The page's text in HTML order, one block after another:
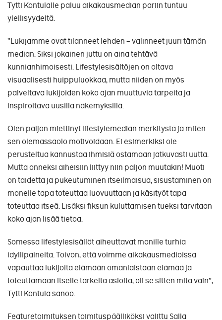
Tytti Kontulalle paluu aikakausmedian pariin tuntuu
ylellisyydeltä.
”Lukijamme ovat tilanneet lehden – valinneet juuri tämän
median. Siksi jokainen juttu on aina tehtävä
kunnianhimoisesti. Lifestylesisältöjen on oltava
visuaalisesti huippuluokkaa, mutta niiden on myös
palveltava lukijoiden koko ajan muuttuvia tarpeita ja
inspiroitava uusilla näkemyksillä.
Olen paljon miettinyt lifestylemedian merkitystä ja miten
sen olemassaolo motivoidaan. Ei esimerkiksi ole
perusteltua kannustaa ihmisiä ostamaan jatkuvasti uutta.
Mutta onneksi aiheisiin liittyy niin paljon muutakin! Muoti
on taidetta ja pukeutuminen itseilmaisua, sisustaminen on
monelle tapa toteuttaa luovuuttaan ja käsityöt tapa
toteuttaa itseä. Lisäksi fiksun kuluttamisen tueksi tarvitaan
koko ajan lisää tietoa.
Somessa lifestylesisällöt aiheuttavat monille turhia
idyllipaineita. Toivon, että voimme aikakausmedioissa
vapauttaa lukijoita elämään omanlaistaan elämää ja
toteuttamaan itselle tärkeitä asioita, oli se sitten mitä vain”,
Tytti Kontula sanoo.
Featuretoimituksen toimituspäälliköksi valittu Salla